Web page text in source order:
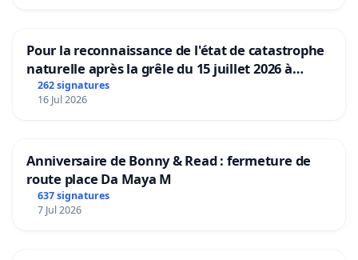
Pour la reconnaissance de l'état de catastrophe
naturelle après la grêle du 15 juillet 2026 à
Aubenas et ses alentours
262 signatures
16 Jul 2026
Anniversaire de Bonny & Read : fermeture de
route place Da Maya M
637 signatures
7 Jul 2026